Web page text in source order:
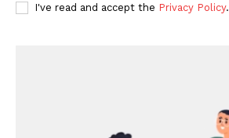
I've read and accept the Privacy Policy.